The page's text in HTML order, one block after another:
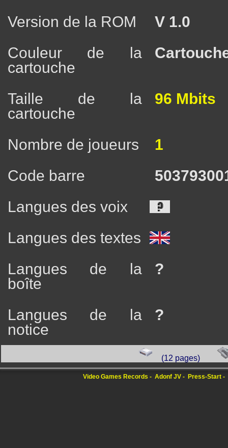
Version de la ROM
V 1.0
Couleur de la
cartouche
Taille de la
cartouche
96 Mbits
Nombre de joueurs
1
Code barre
Langues des voix
Langues des textes
Langues de la
boîte
?
Langues de la
notice
?
(12 pages)
Video Games Records Adonf JV Press-Start